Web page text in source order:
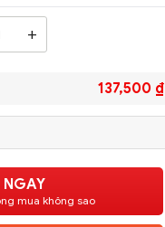
+
137,500 ₫
NGAY
mua không sao